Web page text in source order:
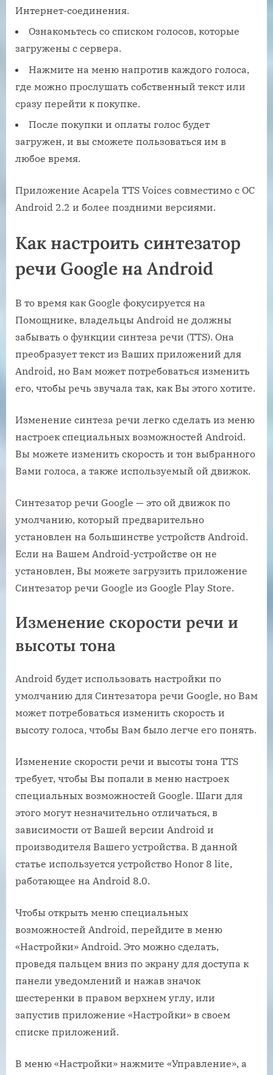
Интернет-соединения.
Ознакомьтесь со списком голосов, которые
загружены с сервера.
Нажмите на меню напротив каждого голоса,
где можно прослушать собственный текст или
сразу перейти к покупке.
После покупки и оплаты голос будет
загружен, и вы сможете пользоваться им в
любое время.
Приложение Acapela TTS Voices совместимо с ОС
Android 2.2 и более поздними версиями.
Как настроить синтезатор
речи Google на Android
В то время как Google фокусируется на
Помощнике, владельцы Android не должны
забывать о функции синтеза речи (TTS). Она
преобразует текст из Ваших приложений для
Android, но Вам может потребоваться изменить
его, чтобы речь звучала так, как Вы этого хотите.
Изменение синтеза речи легко сделать из меню
настроек специальных возможностей Android.
Вы можете изменить скорость и тон выбранного
Вами голоса, а также используемый ой движок.
Синтезатор речи Google — это ой движок по
умолчанию, который предварительно
установлен на большинстве устройств Android.
Если на Вашем Android-устройстве он не
установлен, Вы можете загрузить приложение
Синтезатор речи Google из Google Play Store.
Изменение скорости речи и
высоты тона
Android будет использовать настройки по
умолчанию для Синтезатора речи Google, но Вам
может потребоваться изменить скорость и
высоту голоса, чтобы Вам было легче его понять.
Изменение скорости речи и высоты тона TTS
требует, чтобы Вы попали в меню настроек
специальных возможностей Google. Шаги для
этого могут незначительно отличаться, в
зависимости от Вашей версии Android и
производителя Вашего устройства. В данной
статье используется устройство Honor 8 lite,
работающее на Android 8.0.
Чтобы открыть меню специальных
возможностей Android, перейдите в меню
«Настройки» Android. Это можно сделать,
проведя пальцем вниз по экрану для доступа к
панели уведомлений и нажав значок
шестеренки в правом верхнем углу, или
запустив приложение «Настройки» в своем
списке приложений.
В меню «Настройки» нажмите «Управление», а